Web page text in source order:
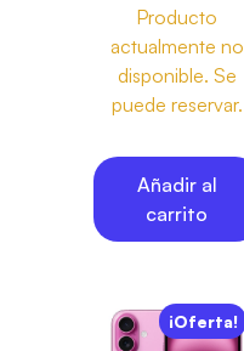
Producto
actualmente no
disponible. Se
puede reservar.
Añadir al
carrito
¡Oferta!